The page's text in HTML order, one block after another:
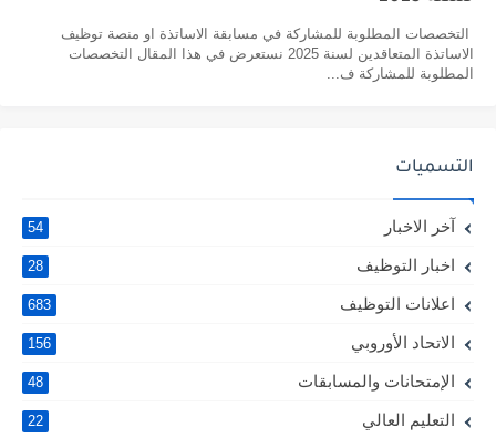
التخصصات المطلوبة للمشاركة في مسابقة الاساتذة او منصة توظيف
الاساتذة المتعاقدين لسنة 2025 نستعرض في هذا المقال التخصصات
المطلوبة للمشاركة ف...
التسميات
آخر الاخبار 54
اخبار التوظيف 28
اعلانات التوظيف 683
الاتحاد الأوروبي 156
الإمتحانات والمسابقات 48
التعليم العالي 22